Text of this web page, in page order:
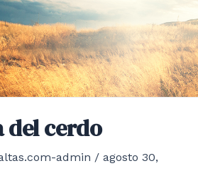
del cerdo
admin / agosto 30,